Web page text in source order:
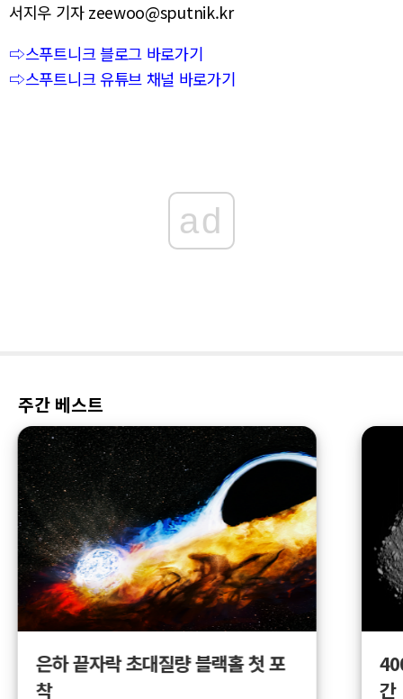
서지우 기자 zeewoo@sputnik.kr
⇨스푸트니크 블로그 바로가기
⇨스푸트니크 유튜브 채널 바로가기
ad
주간 베스트
은하 끝자락 초대질량 블랙홀 첫 포
착
간